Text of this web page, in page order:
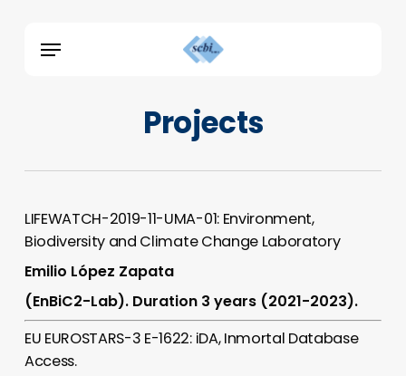
Menu
Projects
LIFEWATCH-2019-11-UMA-01: Environment,
Biodiversity and Climate Change Laboratory
Emilio López Zapata
(EnBiC2-Lab). Duration 3 years (2021-2023).
EU EUROSTARS-3 E-1622: iDA, Inmortal Database
Access.